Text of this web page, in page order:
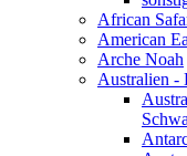
African
American
Arche Noah
Australien -